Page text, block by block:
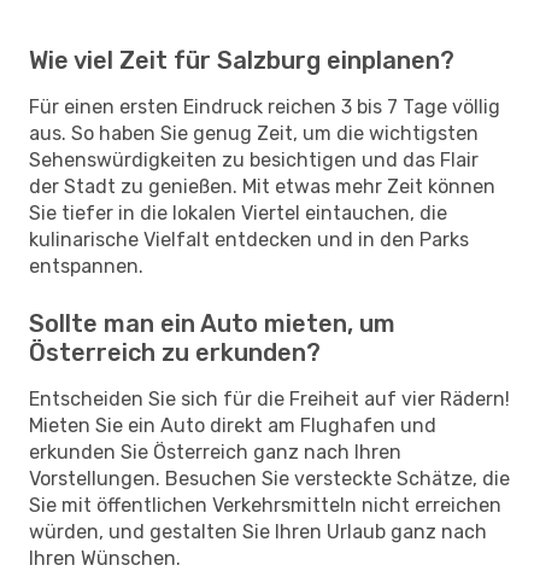
Wie viel Zeit für Salzburg einplanen?
Für einen ersten Eindruck reichen 3 bis 7 Tage völlig
aus. So haben Sie genug Zeit, um die wichtigsten
Sehenswürdigkeiten zu besichtigen und das Flair
der Stadt zu genießen. Mit etwas mehr Zeit können
Sie tiefer in die lokalen Viertel eintauchen, die
kulinarische Vielfalt entdecken und in den Parks
entspannen.
Sollte man ein Auto mieten, um
Österreich zu erkunden?
Entscheiden Sie sich für die Freiheit auf vier Rädern!
Mieten Sie ein Auto direkt am Flughafen und
erkunden Sie Österreich ganz nach Ihren
Vorstellungen. Besuchen Sie versteckte Schätze, die
Sie mit öffentlichen Verkehrsmitteln nicht erreichen
würden, und gestalten Sie Ihren Urlaub ganz nach
Ihren Wünschen.